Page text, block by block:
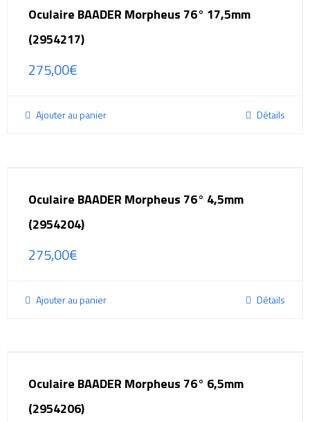
Oculaire BAADER Morpheus 76° 17,5mm
(2954217)
275,00€
Ajouter au panier Détails
Oculaire BAADER Morpheus 76° 4,5mm
(2954204)
275,00€
Ajouter au panier Détails
Oculaire BAADER Morpheus 76° 6,5mm
(2954206)